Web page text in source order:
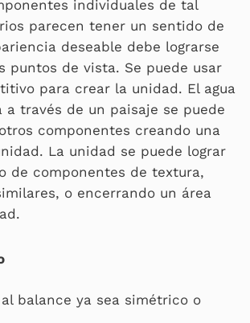
individuales de tal
parecen tener un sentido de
deseable debe lograrse
puntos de vista. Se puede usar
para crear la unidad. El agua
a través de un paisaje se puede
componentes creando una
La unidad se puede lograr
de componentes de textura,
o encerrando un área
balance ya sea simétrico o